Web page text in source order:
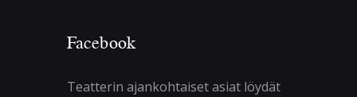
Facebook
Teatterin ajankohtaiset asiat löydät